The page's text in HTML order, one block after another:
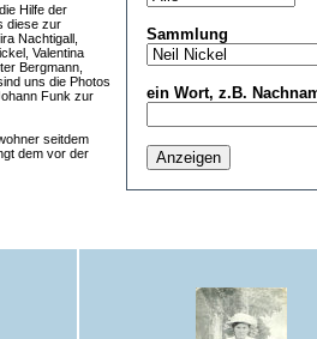
Hilfe der
diese zur
Nachtigall,
Valentina
Bergmann,
uns die Photos
Funk zur
seitdem
dem vor der
Sammlung
ein Wort, z.B.